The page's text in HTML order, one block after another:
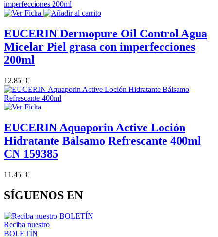
EUCERIN Dermopure Oil Control Agua
Micelar Piel grasa con imperfecciones
200ml
12.85 €
EUCERIN Aquaporin Active Loción
Hidratante Bálsamo Refrescante 400ml
CN 159385
11.45 €
SÍGUENOS EN
Reciba nuestro
BOLETÍN